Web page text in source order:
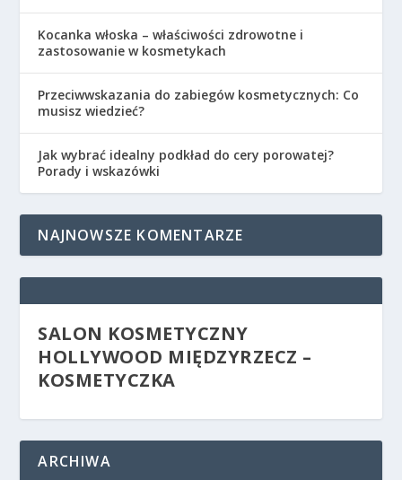
Kocanka włoska – właściwości zdrowotne i
zastosowanie w kosmetykach
Przeciwwskazania do zabiegów kosmetycznych: Co
musisz wiedzieć?
Jak wybrać idealny podkład do cery porowatej?
Porady i wskazówki
NAJNOWSZE KOMENTARZE
SALON KOSMETYCZNY
HOLLYWOOD MIĘDZYRZECZ –
KOSMETYCZKA
ARCHIWA